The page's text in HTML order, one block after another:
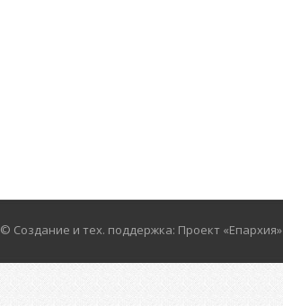
© Создание и тех. поддержка: Проект «Епархия»